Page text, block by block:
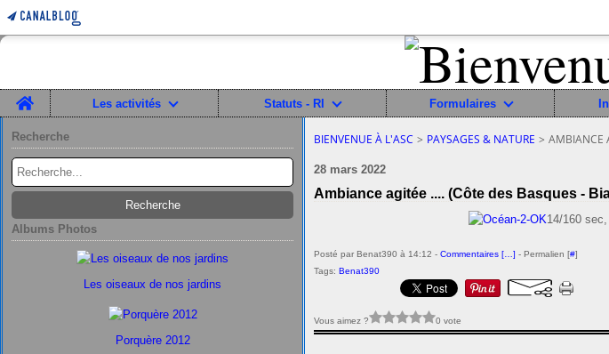
Home
Les activités Statuts - RI Formulaires
Recherche
Albums Photos
Les oiseaux de nos jardins
Porquère 2012
BIENVENUE À L'ASC > PAYSAGES & NATURE > AMBIANCE
28 mars 2022
Ambiance agitée .... (Côte des Basques -
14/160
Posté par Benat390 à 14:12 - Commentaires [ ] - Permalien [#]
Tags: Benat390
Vous aimez ? 0 vote